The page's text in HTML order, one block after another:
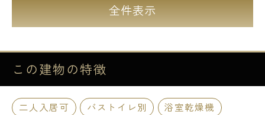
全件表示
この建物の特徴
二人入居可 バストイレ別
浴室乾燥機